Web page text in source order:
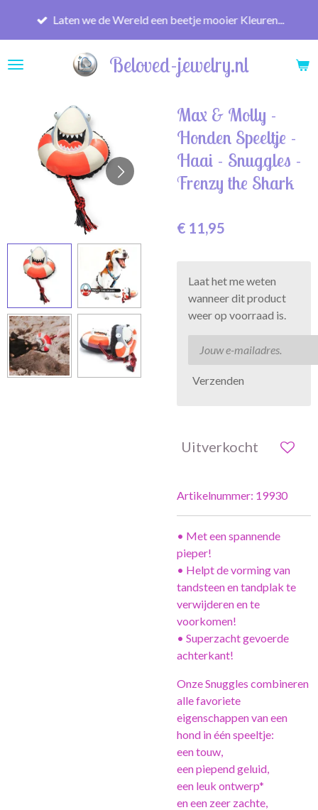
de
Beloved-jewelry.nl
Laten we de Wereld een beetje mooier Kleuren...
Max & Molly -
Honden Speeltje -
Haai - Snuggles -
Frenzy the Shark
€ 11,95
Laat het me weten
wanneer dit product
weer op voorraad is.
Verzenden
Uitverkocht
Artikelnummer: 19930
• Met een spannende
pieper!
• Helpt de vorming van
tandsteen en tandplak te
verwijderen en te
voorkomen!
• Superzacht gevoerde
achterkant!
Onze Snuggles combineren
alle favoriete
eigenschappen van een
hond in één speeltje:
een touw,
een piepend geluid,
een leuk ontwerp*
en een zeer zachte,